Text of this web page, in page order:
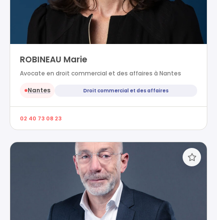
ROBINEAU Marie
Avocate en droit commercial et des affaires à Nantes
●Nantes Droit commercial et des affaires
02 40 73 08 23